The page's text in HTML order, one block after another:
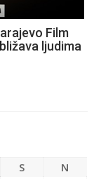
Film
ljudima
S
N